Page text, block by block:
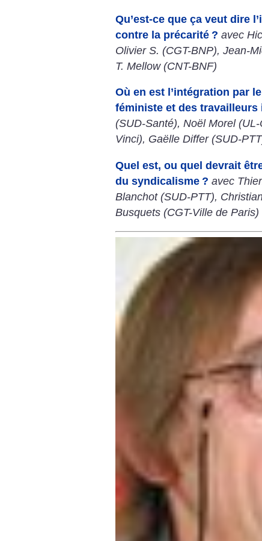
Qu’est-ce que ça veut dire
contre la précarité ? avec
Olivier S. (CGT-BNP), Jean-
T. Mellow (CNT-BNF)
Où en est l’intégration par
féministe et des travailleurs
(SUD-Santé), Noël Morel
Vinci), Gaëlle Differ (SUD-
Quel est, ou quel devrait
du syndicalisme ? avec
Blanchot (SUD-PTT),
Busquets (CGT-Ville de Paris)